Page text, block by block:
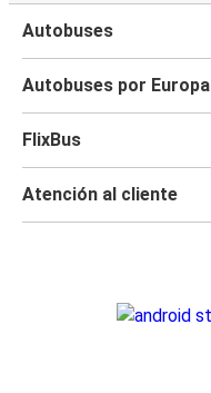
Autobuses
Autobuses por Europa
FlixBus
Atención al cliente